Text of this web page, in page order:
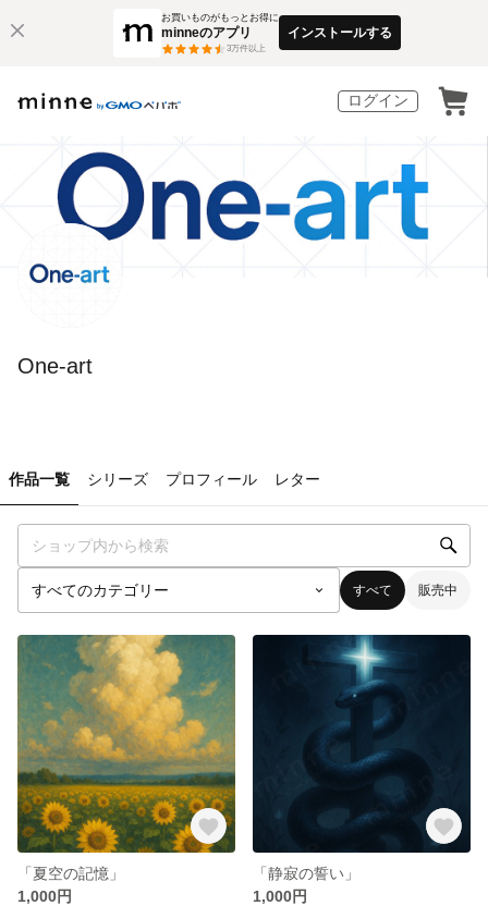
お買いものがもっとお得に
minneのアプリ
3万件以上
インストールする
ログイン
One-art
作品一覧 シリーズ プロフィール レター
すべて 販売中
「夏空の記憶」
1,000円
「静寂の誓い」
1,000円